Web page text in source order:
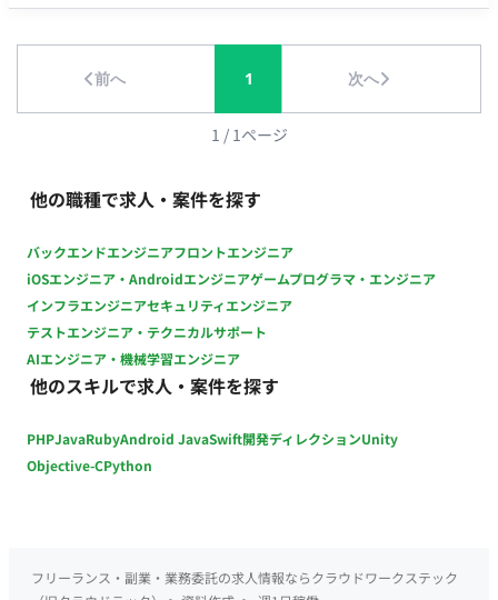
前へ 1 次へ
1 / 1ページ
他の職種で求人・案件を探す
バックエンドエンジニアフロントエンジニア
iOSエンジニア・Androidエンジニアゲームプログラマ・エンジニア
インフラエンジニアセキュリティエンジニア
テストエンジニア・テクニカルサポート
AIエンジニア・機械学習エンジニア
他のスキルで求人・案件を探す
PHPJavaRubyAndroid JavaSwift開発ディレクションUnity
Objective-CPython
フリーランス・副業・業務委託の求人情報ならクラウドワークステック